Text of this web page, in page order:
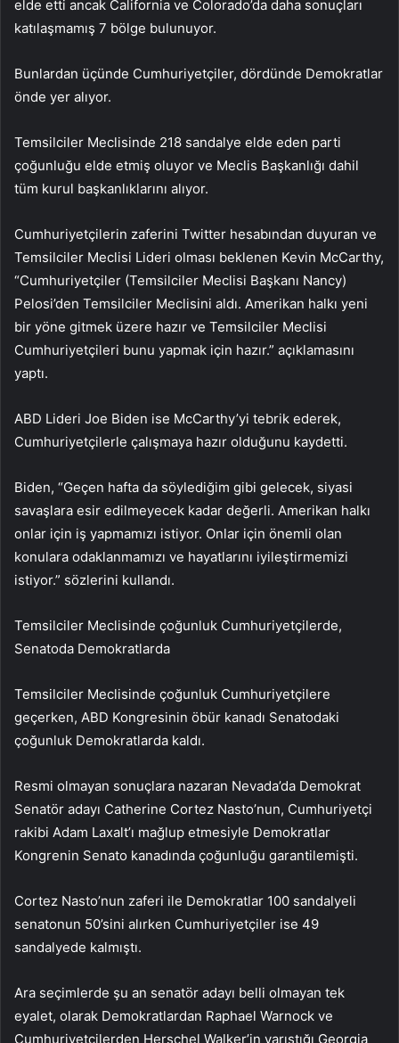
elde etti ancak California ve Colorado’da daha sonuçları
katılaşmamış 7 bölge bulunuyor.
Bunlardan üçünde Cumhuriyetçiler, dördünde Demokratlar
önde yer alıyor.
Temsilciler Meclisinde 218 sandalye elde eden parti
çoğunluğu elde etmiş oluyor ve Meclis Başkanlığı dahil
tüm kurul başkanlıklarını alıyor.
Cumhuriyetçilerin zaferini Twitter hesabından duyuran ve
Temsilciler Meclisi Lideri olması beklenen Kevin McCarthy,
“Cumhuriyetçiler (Temsilciler Meclisi Başkanı Nancy)
Pelosi’den Temsilciler Meclisini aldı. Amerikan halkı yeni
bir yöne gitmek üzere hazır ve Temsilciler Meclisi
Cumhuriyetçileri bunu yapmak için hazır.” açıklamasını
yaptı.
ABD Lideri Joe Biden ise McCarthy’yi tebrik ederek,
Cumhuriyetçilerle çalışmaya hazır olduğunu kaydetti.
Biden, “Geçen hafta da söylediğim gibi gelecek, siyasi
savaşlara esir edilmeyecek kadar değerli. Amerikan halkı
onlar için iş yapmamızı istiyor. Onlar için önemli olan
konulara odaklanmamızı ve hayatlarını iyileştirmemizi
istiyor.” sözlerini kullandı.
Temsilciler Meclisinde çoğunluk Cumhuriyetçilerde,
Senatoda Demokratlarda
Temsilciler Meclisinde çoğunluk Cumhuriyetçilere
geçerken, ABD Kongresinin öbür kanadı Senatodaki
çoğunluk Demokratlarda kaldı.
Resmi olmayan sonuçlara nazaran Nevada’da Demokrat
Senatör adayı Catherine Cortez Nasto’nun, Cumhuriyetçi
rakibi Adam Laxalt’ı mağlup etmesiyle Demokratlar
Kongrenin Senato kanadında çoğunluğu garantilemişti.
Cortez Nasto’nun zaferi ile Demokratlar 100 sandalyeli
senatonun 50’sini alırken Cumhuriyetçiler ise 49
sandalyede kalmıştı.
Ara seçimlerde şu an senatör adayı belli olmayan tek
eyalet, olarak Demokratlardan Raphael Warnock ve
Cumhuriyetçilerden Herschel Walker’in yarıştığı Georgia